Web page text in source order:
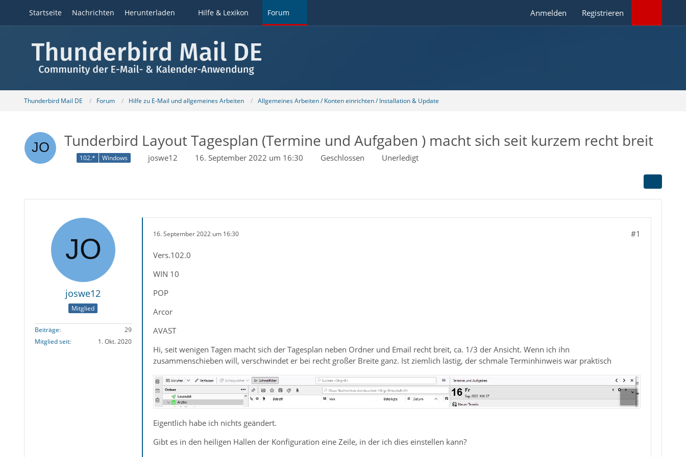
Startseite Nachrichten Herunterladen Hilfe & Lexikon Forum Anmelden Registrieren
Thunderbird Mail DE Forum Hilfe zu E-Mail und allgemeines Arbeiten Allgemeines Arbeiten / Konten einrichten / Installation & Update
Tunderbird Layout Tagesplan (Termine und Aufgaben ) macht sich seit kurzem recht breit
102.* Windows joswe12 16. September 2022 um 16:30 Geschlossen Unerledigt
joswe12
Mitglied
Beiträge
29
Mitglied seit
1. Okt. 2020
16. September 2022 um 16:30 #1
Vers.102.0
WIN 10
POP
Arcor
AVAST
Hi, seit wenigen Tagen macht sich der Tagesplan neben Ordner und Email recht breit, ca. 1/3 der Ansicht. Wenn ich ihn
zusammenschieben will, verschwindet er bei recht großer Breite ganz. Ist ziemlich lästig, der schmale Terminhinweis war praktisch
Eigentlich habe ich nichts geändert.
Gibt es in den heiligen Hallen der Konfiguration eine Zeile, in der ich dies einstellen kann?